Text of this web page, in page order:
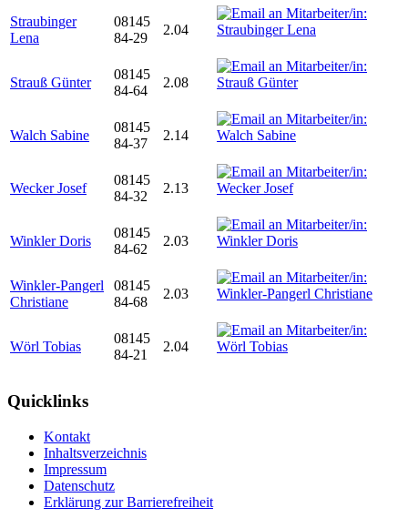
Straubinger
Lena
08145
84-29
2.04
Strauß Günter
08145
84-64
2.08
Walch Sabine
08145
84-37
2.14
Wecker Josef
08145
84-32
2.13
Winkler Doris
08145
84-62
2.03
Winkler-Pangerl
Christiane
08145
84-68
2.03
Wörl Tobias
08145
84-21
2.04
Quicklinks
Kontakt
Inhaltsverzeichnis
Impressum
Datenschutz
Erklärung zur Barrierefreiheit